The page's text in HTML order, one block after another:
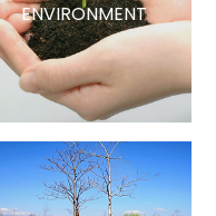
ENVIRONMENT